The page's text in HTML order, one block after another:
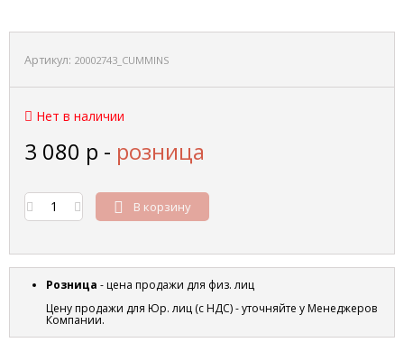
Артикул: 20002743_CUMMINS
Нет в наличии
3 080 р - розница
В корзину
Розница - цена продажи для физ. лиц
Цену продажи для Юр. лиц (с НДС) - уточняйте у Менеджеров
Компании.